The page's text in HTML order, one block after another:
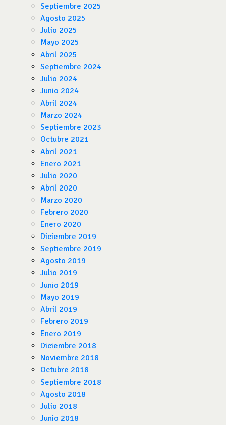
Septiembre 2025
Agosto 2025
Julio 2025
Mayo 2025
Abril 2025
Septiembre 2024
Julio 2024
Junio 2024
Abril 2024
Marzo 2024
Septiembre 2023
Octubre 2021
Abril 2021
Enero 2021
Julio 2020
Abril 2020
Marzo 2020
Febrero 2020
Enero 2020
Diciembre 2019
Septiembre 2019
Agosto 2019
Julio 2019
Junio 2019
Mayo 2019
Abril 2019
Febrero 2019
Enero 2019
Diciembre 2018
Noviembre 2018
Octubre 2018
Septiembre 2018
Agosto 2018
Julio 2018
Junio 2018